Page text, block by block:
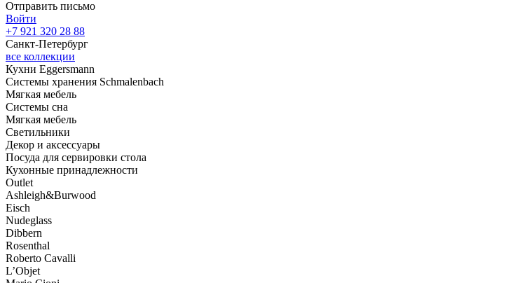
Отправить письмо
Войти
+7 921 320 28 88
Санкт-Петербург
все коллекции
Кухни Eggersmann
Системы хранения Schmalenbach
Мягкая мебель
Системы сна
Мягкая мебель
Светильники
Декор и аксессуары
Посуда для сервировки стола
Кухонные принадлежности
Outlet
Ashleigh&Burwood
Eisch
Nudeglass
Dibbern
Rosenthal
Roberto Cavalli
L’Objet